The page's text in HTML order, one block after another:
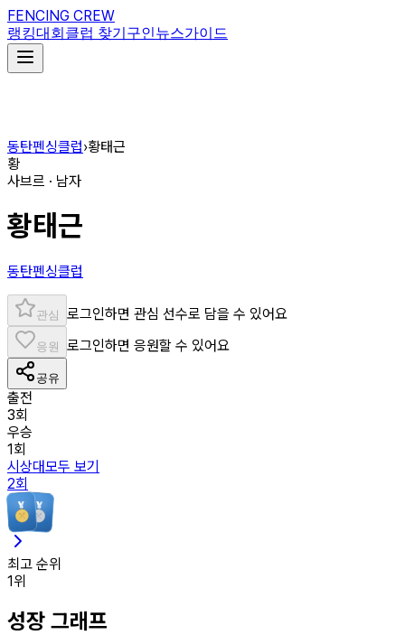
FENCING CREW
랭킹대회 클럽 찾기 구인뉴스가이드
동탄펜싱클럽›황태근
황
사브르 · 남자
황태근
동탄펜싱클럽
관심 로그인하면 관심 선수로 담을 수 있어요
응원 로그인하면 응원할 수 있어요
공유
출전
3회
우승
1회
시상대모두 보기
2회
최고 순위
1위
성장 그래프